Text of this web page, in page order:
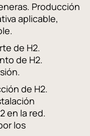
Producción
aplicable,
de H2.
de H2.
de H2.
en la red.
los